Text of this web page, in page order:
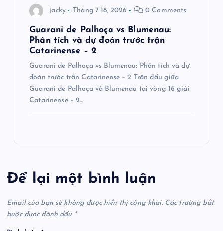
jacky Tháng 7 18, 2026 0 Comments
Guarani de Palhoça vs Blumenau:
Phân tích và dự đoán trước trận
Catarinense – 2
Guarani de Palhoça vs Blumenau: Phân tích và dự
đoán trước trận Catarinense – 2 Trận đấu giữa
Guarani de Palhoça và Blumenau tại vòng 16 giải
Catarinense – 2…
Để lại một bình luận
Email của bạn sẽ không được hiển thị công khai. Các trường bắt
buộc được đánh dấu *